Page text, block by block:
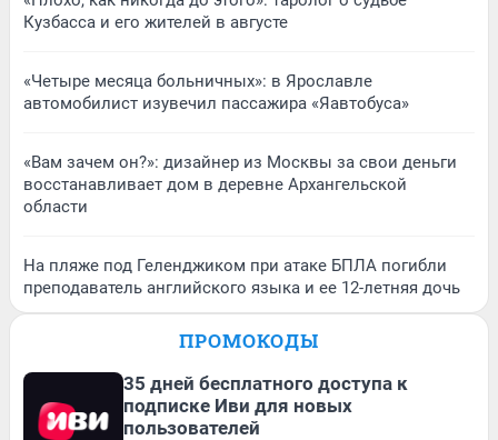
Кузбасса и его жителей в августе
«Четыре месяца больничных»: в Ярославле
автомобилист изувечил пассажира «Яавтобуса»
«Вам зачем он?»: дизайнер из Москвы за свои деньги
восстанавливает дом в деревне Архангельской
области
На пляже под Геленджиком при атаке БПЛА погибли
преподаватель английского языка и ее 12-летняя дочь
ПРОМОКОДЫ
35 дней бесплатного доступа к
подписке Иви для новых
пользователей